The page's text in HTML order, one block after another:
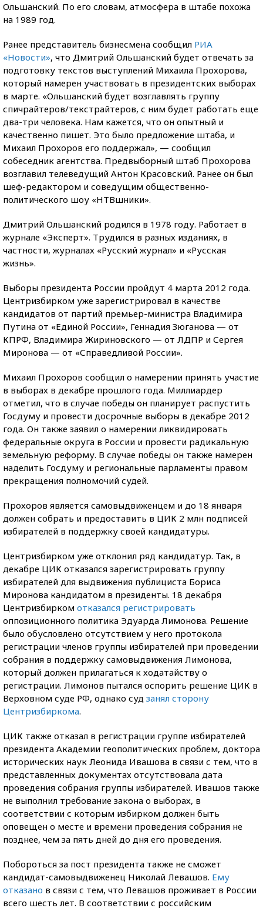
Ольшанский. По его словам, атмосфера в штабе похожа
на 1989 год.
Ранее представитель бизнесмена сообщил РИА
«Новости», что Дмитрий Ольшанский будет отвечать за
подготовку текстов выступлений Михаила Прохорова,
который намерен участвовать в президентских выборах
в марте. «Ольшанский будет возглавлять группу
спичрайтеров/текстрайтеров, с ним будет работать еще
два-три человека. Нам кажется, что он опытный и
качественно пишет. Это было предложение штаба, и
Михаил Прохоров его поддержал», — сообщил
собеседник агентства. Предвыборный штаб Прохорова
возглавил телеведущий Антон Красовский. Ранее он был
шеф-редактором и соведущим общественно-
политического шоу «НТВшники».
Дмитрий Ольшанский родился в 1978 году. Работает в
журнале «Эксперт». Трудился в разных изданиях, в
частности, журналах «Русский журнал» и «Русская
жизнь».
Выборы президента России пройдут 4 марта 2012 года.
Центризбирком уже зарегистрировал в качестве
кандидатов от партий премьер-министра Владимира
Путина от «Единой России», Геннадия Зюганова — от
КПРФ, Владимира Жириновского — от ЛДПР и Сергея
Миронова — от «Справедливой России».
Михаил Прохоров сообщил о намерении принять участие
в выборах в декабре прошлого года. Миллиардер
отметил, что в случае победы он планирует распустить
Госдуму и провести досрочные выборы в декабре 2012
года. Он также заявил о намерении ликвидировать
федеральные округа в России и провести радикальную
земельную реформу. В случае победы он также намерен
наделить Госдуму и региональные парламенты правом
прекращения полномочий судей.
Прохоров является самовыдвиженцем и до 18 января
должен собрать и предоставить в ЦИК 2 млн подписей
избирателей в поддержку своей кандидатуры.
Центризбирком уже отклонил ряд кандидатур. Так, в
декабре ЦИК отказался зарегистрировать группу
избирателей для выдвижения публициста Бориса
Миронова кандидатом в президенты. 18 декабря
Центризбирком отказался регистрировать
оппозиционного политика Эдуарда Лимонова. Решение
было обусловлено отсутствием у него протокола
регистрации членов группы избирателей при проведении
собрания в поддержку самовыдвижения Лимонова,
который должен прилагаться к ходатайству о
регистрации. Лимонов пытался оспорить решение ЦИК в
Верховном суде РФ, однако суд занял сторону
Центризбиркома.
ЦИК также отказал в регистрации группе избирателей
президента Академии геополитических проблем, доктора
исторических наук Леонида Ивашова в связи с тем, что в
представленных документах отсутствовала дата
проведения собрания группы избирателей. Ивашов также
не выполнил требование закона о выборах, в
соответствии с которым избирком должен быть
оповещен о месте и времени проведения собрания не
позднее, чем за пять дней до дня его проведения.
Побороться за пост президента также не сможет
кандидат-самовыдвиженец Николай Левашов. Ему
отказано в связи с тем, что Левашов проживает в России
всего шесть лет. В соответствии с российским